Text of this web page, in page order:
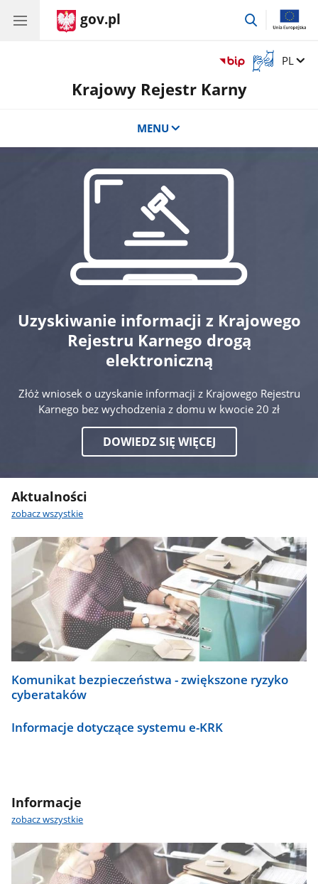
gov.pl
przejdź
Otwórz
okno
Zmień
PL
Krajowy Rejestr Karny
MENU
Uzyskiwanie informacji z Krajowego
Rejestru Karnego drogą
elektroniczną
Złóż wniosek o uzyskanie informacji z Krajowego Rejestru
Karnego bez wychodzenia z domu w kwocie 20 zł
DOWIEDZ SIĘ WIĘCEJ
Aktualności
zobacz wszystkie
Komunikat bezpieczeństwa - zwiększone ryzyko
cyberataków
Informacje dotyczące systemu e-KRK
Informacje
zobacz wszystkie